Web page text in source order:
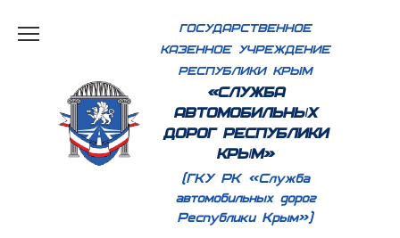
ГОСУДАРСТВЕННОЕ
КАЗЕННОЕ УЧРЕЖДЕНИЕ
РЕСПУБЛИКИ КРЫМ
«СЛУЖБА
АВТОМОБИЛЬНЫХ
ДОРОГ РЕСПУБЛИКИ
КРЫМ»
(ГКУ РК «Служба
автомобильных дорог
Республики Крым»)